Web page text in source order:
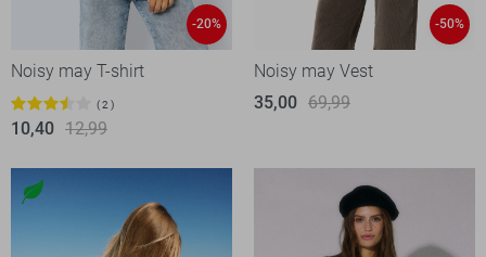
-20%
Noisy may T-shirt
2
10,40 12,99
-50%
Noisy may Vest
35,00 69,99